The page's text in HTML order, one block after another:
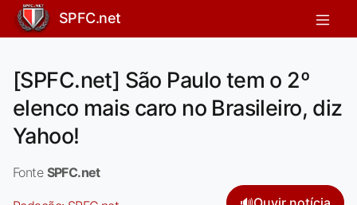
SPFC.net
[SPFC.net] São Paulo tem o 2º
elenco mais caro no Brasileiro, diz
Yahoo!
Fonte SPFC.net